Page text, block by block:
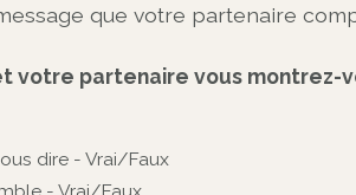
que votre partenaire
votre partenaire vous montrez-
dire - Vrai/Faux